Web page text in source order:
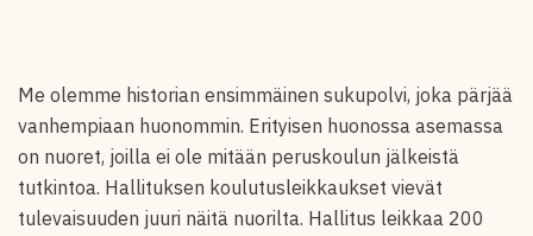
Me olemme historian ensimmäinen sukupolvi, joka pärjää
vanhempiaan huonommin. Erityisen huonossa asemassa
on nuoret, joilla ei ole mitään peruskoulun jälkeistä
tutkintoa. Hallituksen koulutusleikkaukset vievät
tulevaisuuden juuri näitä nuorilta. Hallitus leikkaa 200